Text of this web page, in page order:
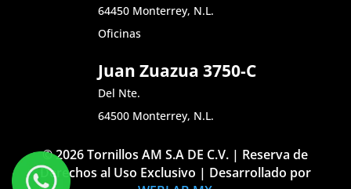
64450 Monterrey, N.L.
Oficinas
Juan Zuazua 3750-C
Del Nte.
64500 Monterrey, N.L.
© 2026 Tornillos AM S.A DE C.V. | Reserva de
Derechos al Uso Exclusivo | Desarrollado por